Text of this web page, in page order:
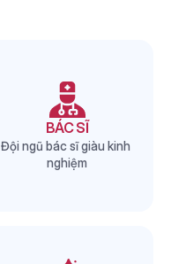
BÁC SĨ
Đội ngũ bác sĩ giàu kinh
nghiệm